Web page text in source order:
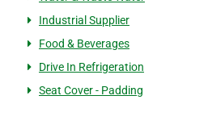
Industrial Supplier
Food & Beverages
Drive In Refrigeration
Seat Cover - Padding